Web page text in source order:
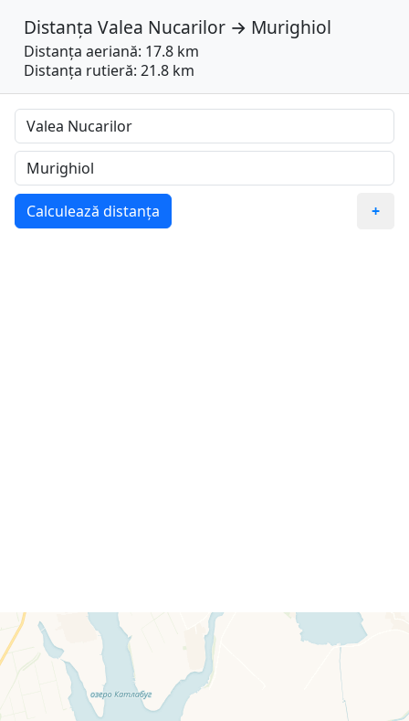
Distanța Valea Nucarilor → Murighiol
Distanța aeriană: 17.8 km
Distanța rutieră: 21.8 km
Calculează distanța +